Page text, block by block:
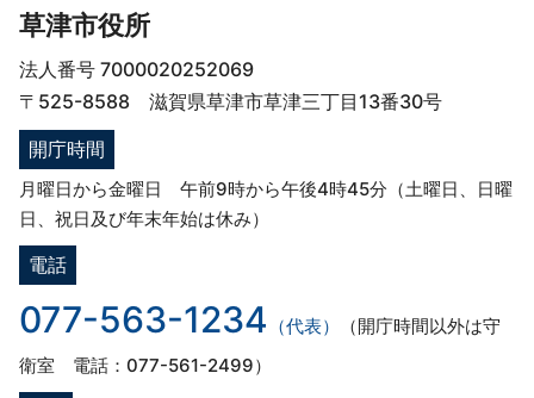
草津市役所
法人番号 7000020252069
〒525-8588 滋賀県草津市草津三丁目13番30号
開庁時間
月曜日から金曜日 午前9時から午後4時45分（土曜日、日曜
日、祝日及び年末年始は休み）
電話
077-563-1234 （代表）
（開庁時間以外は守
衛室 電話：077-561-2499）